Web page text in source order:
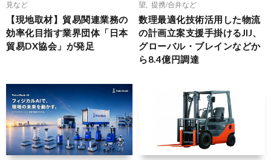
見など
【現地取材】貿易関連業務の
効率化目指す業界団体「日本
貿易DX協会」が発足
望
提携/合弁など
数理最適化技術活用した物流
の計画立案支援手掛けるJIJ、
グローバル・ブレインなどか
ら8.4億円調達